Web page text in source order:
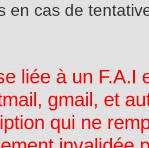
en cas de
liée à un F.A.I
gmail, et
qui ne